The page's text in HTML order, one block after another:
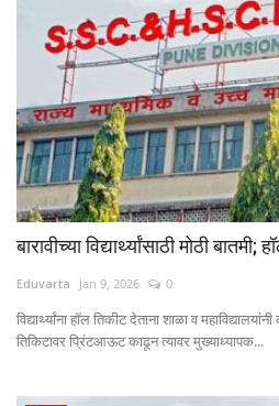
बारावीच्या विद्यार्थ्यांसाठी मोठी
Eduvarta Jan 9, 2026 0
विद्यार्थ्यांना हॉल तिकीट देताना शाळा व
तिकिटावर प्रिंटआऊट काढून त्यावर मुख्याध्यापक...